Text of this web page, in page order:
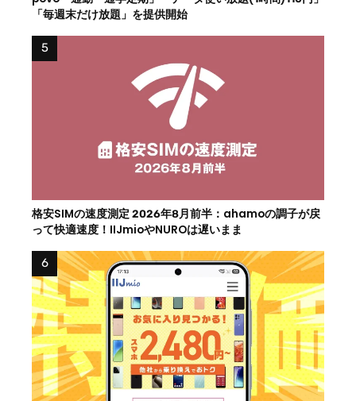
「毎週末だけ放題」を提供開始
格安SIMの速度測定 2026年8月前半：ahamoの調子が戻
って快適速度！IIJmioやNUROは遅いまま